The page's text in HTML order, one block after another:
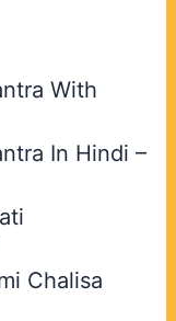
With
In Hindi –
Chalisa